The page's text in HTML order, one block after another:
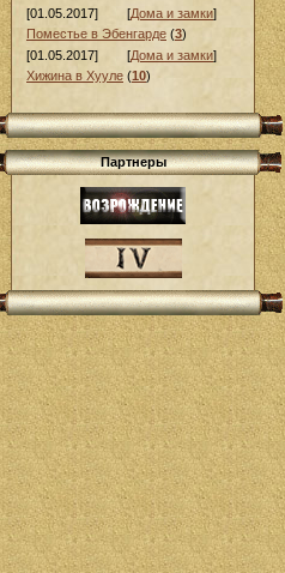
[01.05.2017]
[Дома и замки]
Поместье в Эбенгарде (3)
[01.05.2017]
[Дома и замки]
Хижина в Хууле (10)
Партнеры